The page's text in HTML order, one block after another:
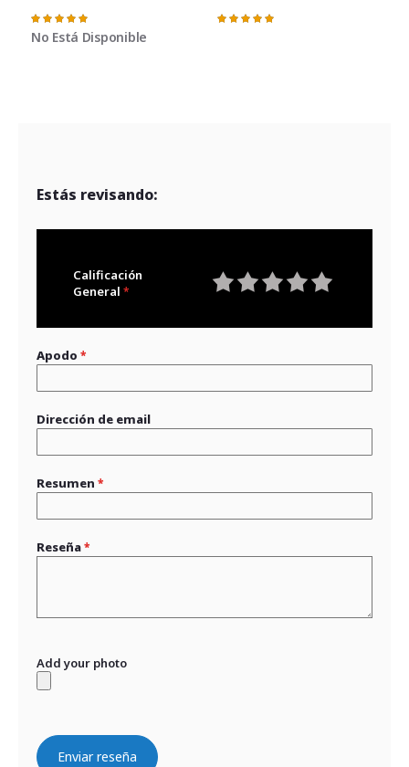
Valoración:
100%
No Está Disponible
Valoración:
Estás revisando:
Calificación
General
Apodo
Dirección de email
Resumen
Reseña
Add your photo
Enviar reseña